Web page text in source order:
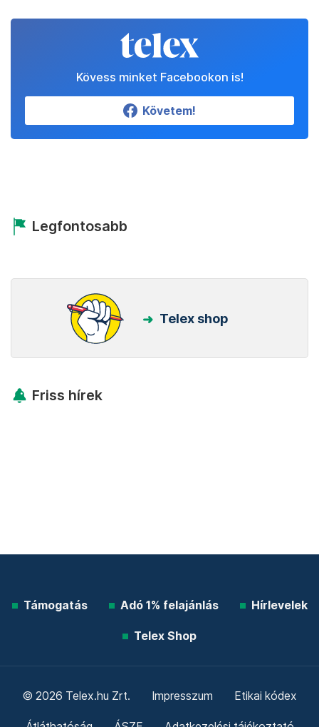
Kövess minket Facebookon is!
Követem!
Legfontosabb
Telex shop
Friss hírek
Támogatás Adó 1% felajánlás Hírlevelek
Telex Shop
© 2026 Telex.hu Zrt. Impresszum Etikai kódex